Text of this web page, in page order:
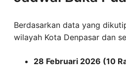
Berdasarkan data yang
wilayah Kota Denpasar dan
28 Februari 2026 (10